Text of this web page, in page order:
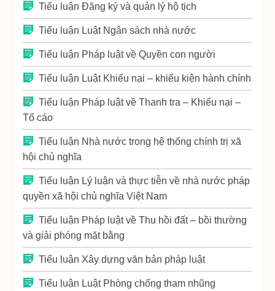
Tiểu luận Đăng ký và quản lý hộ tịch
Tiểu luận Luật Ngân sách nhà nước
Tiểu luận Pháp luật về Quyền con người
Tiểu luận Luật Khiếu nại – khiếu kiện hành chính
Tiểu luận Pháp luật về Thanh tra – Khiếu nại –
Tố cáo
Tiểu luận Nhà nước trong hệ thống chính trị xã
hội chủ nghĩa
Tiểu luận Lý luận và thực tiễn về nhà nước pháp
quyền xã hội chủ nghĩa Việt Nam
Tiểu luận Pháp luật về Thu hồi đất – bồi thường
và giải phóng mặt bằng
Tiểu luận Xây dựng văn bản pháp luật
Tiểu luận Luật Phòng chống tham nhũng